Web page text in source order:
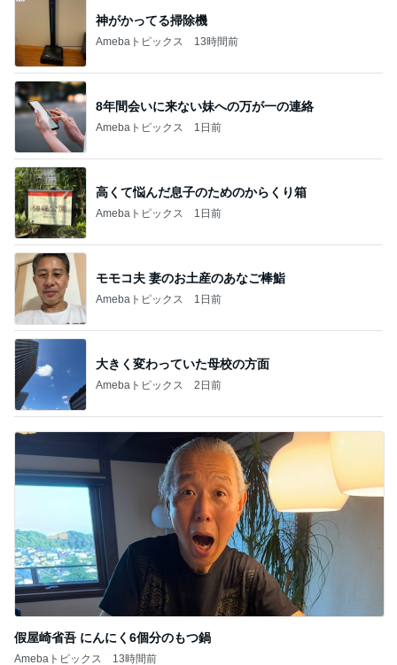
神がかってる掃除機
Amebaトピックス 13時間前
8年間会いに来ない妹への万が一の連絡
Amebaトピックス 1日前
高くて悩んだ息子のためのからくり箱
Amebaトピックス 1日前
モモコ夫 妻のお土産のあなご棒鮨
Amebaトピックス 1日前
大きく変わっていた母校の方面
Amebaトピックス 2日前
假屋崎省吾 にんにく6個分のもつ鍋
Amebaトピックス 13時間前